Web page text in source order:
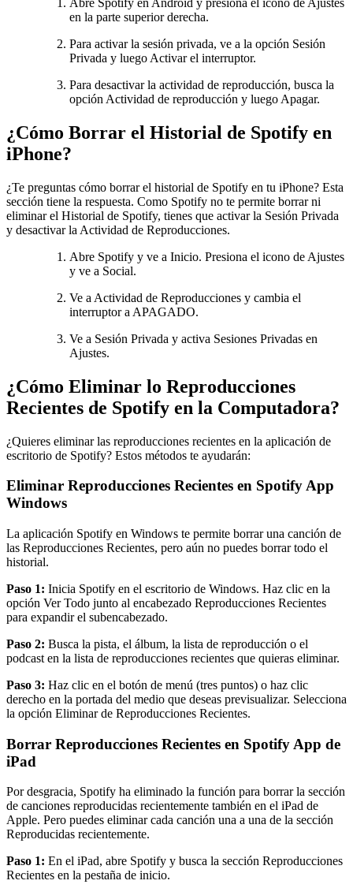
Abre Spotify en Android y presiona el icono de Ajustes
en la parte superior derecha.
Para activar la sesión privada, ve a la opción Sesión
Privada y luego Activar el interruptor.
Para desactivar la actividad de reproducción, busca la
opción Actividad de reproducción y luego Apagar.
¿Cómo Borrar el Historial de Spotify en
iPhone?
¿Te preguntas cómo borrar el historial de Spotify en tu iPhone? Esta
sección tiene la respuesta. Como Spotify no te permite borrar ni
eliminar el Historial de Spotify, tienes que activar la Sesión Privada
y desactivar la Actividad de Reproducciones.
Abre Spotify y ve a Inicio. Presiona el icono de Ajustes
y ve a Social.
Ve a Actividad de Reproducciones y cambia el
interruptor a APAGADO.
Ve a Sesión Privada y activa Sesiones Privadas en
Ajustes.
¿Cómo Eliminar lo Reproducciones
Recientes de Spotify en la Computadora?
¿Quieres eliminar las reproducciones recientes en la aplicación de
escritorio de Spotify? Estos métodos te ayudarán:
Eliminar Reproducciones Recientes en Spotify App
Windows
La aplicación Spotify en Windows te permite borrar una canción de
las Reproducciones Recientes, pero aún no puedes borrar todo el
historial.
Paso 1: Inicia Spotify en el escritorio de Windows. Haz clic en la
opción Ver Todo junto al encabezado Reproducciones Recientes
para expandir el subencabezado.
Paso 2: Busca la pista, el álbum, la lista de reproducción o el
podcast en la lista de reproducciones recientes que quieras eliminar.
Paso 3: Haz clic en el botón de menú (tres puntos) o haz clic
derecho en la portada del medio que deseas previsualizar. Selecciona
la opción Eliminar de Reproducciones Recientes.
Borrar Reproducciones Recientes en Spotify App de
iPad
Por desgracia, Spotify ha eliminado la función para borrar la sección
de canciones reproducidas recientemente también en el iPad de
Apple. Pero puedes eliminar cada canción una a una de la sección
Reproducidas recientemente.
Paso 1: En el iPad, abre Spotify y busca la sección Reproducciones
Recientes en la pestaña de inicio.